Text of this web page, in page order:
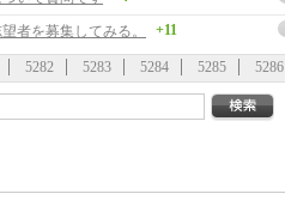
者を募集してみる。
+11
5282 5283 5284 5285 5286